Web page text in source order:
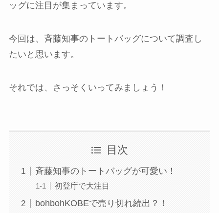
ッグに注目が集まっています。
今回は、斉藤知事のトートバッグについて調査し
たいと思います。
それでは、さっそくいってみましょう！
目次
斉藤知事のトートバッグが可愛い！
初登庁で大注目
bohbohKOBEで売り切れ続出？！